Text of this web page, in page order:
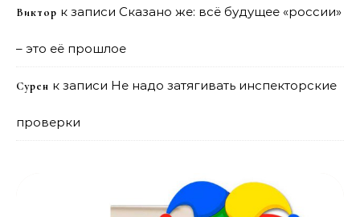
Виктор к записи Сказано же: всё будущее «россии»
– это её прошлое
Сурен к записи Не надо затягивать инспекторские
проверки